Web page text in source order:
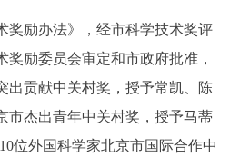
十六区概览
图说北京 视频北京
励办法》，经市科学技术奖评
励委员会审定和市政府批准，
出贡献中关村奖，授予常凯、陈
市杰出青年中关村奖，授予马蒂
位外国科学家北京市国际合作中